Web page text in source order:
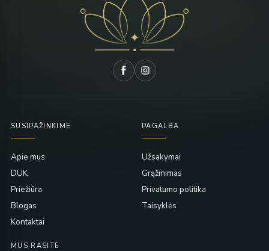
SUSIPAŽINKIME
Apie mus
DUK
Priežiūra
Blogas
Kontaktai
PAGALBA
Užsakymai
Grąžinimas
Privatumo politika
Taisyklės
MUS RASITE